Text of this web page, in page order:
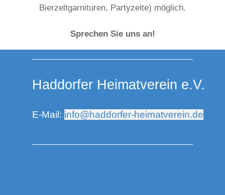
Bierzeltgarnituren, Partyzelte) möglich.
Sprechen Sie uns an!
Haddorfer Heimatverein e.V.
E-Mail: info@haddorfer-heimatverein.de